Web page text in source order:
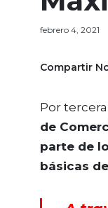
febrero 4, 2021
Compartir
Por
de
parte de
básicas